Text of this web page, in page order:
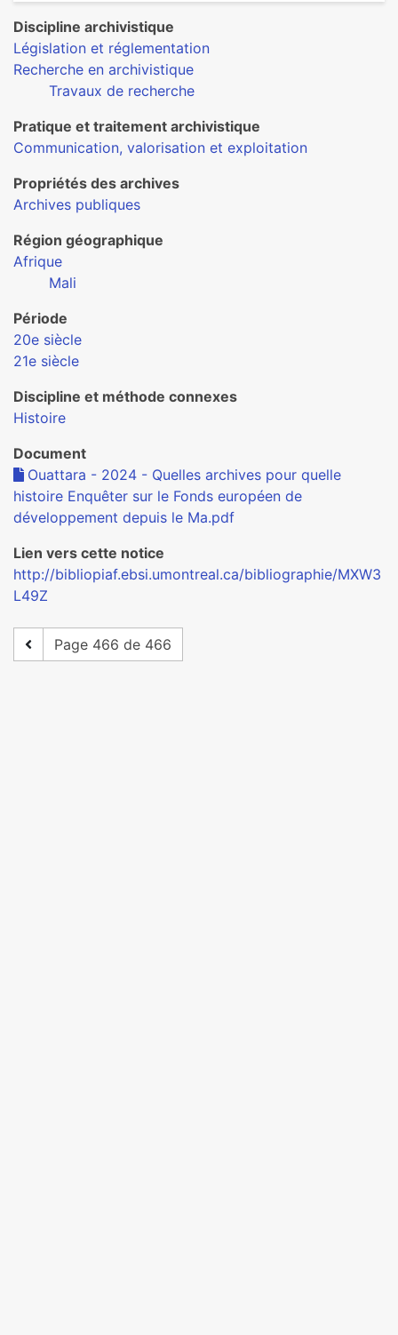
Discipline archivistique
Législation et réglementation
Recherche en archivistique
Travaux de recherche
Pratique et traitement archivistique
Communication, valorisation et exploitation
Propriétés des archives
Archives publiques
Région géographique
Afrique
Mali
Période
20e siècle
21e siècle
Discipline et méthode connexes
Histoire
Document
Ouattara - 2024 - Quelles archives pour quelle
histoire Enquêter sur le Fonds européen de
développement depuis le Ma.pdf
Lien vers cette notice
http://bibliopiaf.ebsi.umontreal.ca/bibliographie/MXW3
L49Z
Page 466 de 466